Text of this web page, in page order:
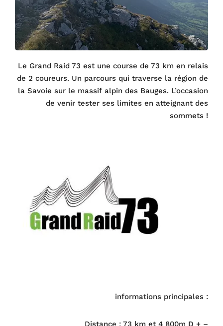
Le Grand Raid 73 est une course de 73 km en relais
de 2 coureurs. Un parcours qui traverse la région de
la Savoie sur le massif alpin des Bauges. L’occasion
de venir tester ses limites en atteignant des
sommets !
informations principales :
Distance : 73 km et 4 800m D + –